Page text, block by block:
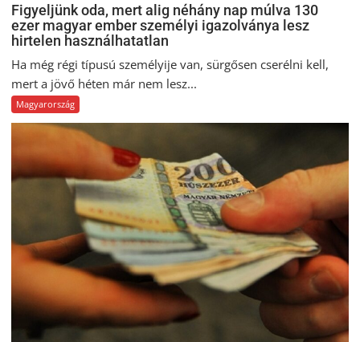
Figyeljünk oda, mert alig néhány nap múlva 130
ezer magyar ember személyi igazolványa lesz
hirtelen használhatatlan
Ha még régi típusú személyije van, sürgősen cserélni kell,
mert a jövő héten már nem lesz...
Magyarország